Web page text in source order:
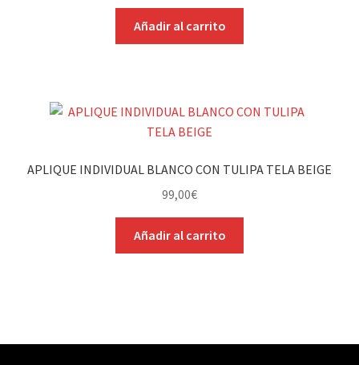
Añadir al carrito
APLIQUE INDIVIDUAL BLANCO CON TULIPA TELA BEIGE
99,00€
Añadir al carrito